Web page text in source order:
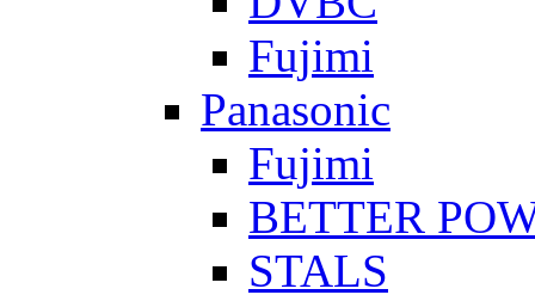
Fujimi
Panasonic
Fujimi
BETTER
STALS